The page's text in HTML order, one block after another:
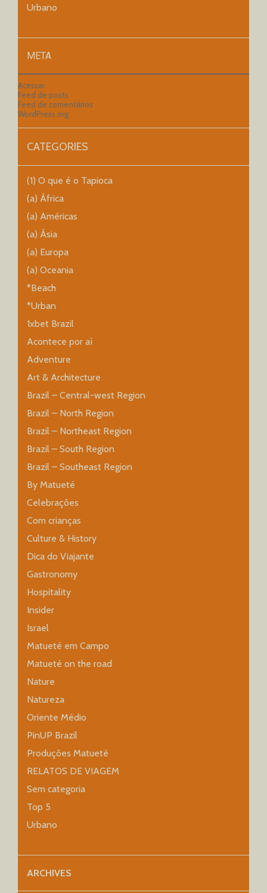
Urbano
META
Acessar
Feed de posts
Feed de comentários
WordPress.org
CATEGORIES
(1) O que é o Tapioca
(a) África
(a) Américas
(a) Ásia
(a) Europa
(a) Oceania
*Beach
*Urban
1xbet Brazil
Acontece por aí
Adventure
Art & Architecture
Brazil – Central-west Region
Brazil – North Region
Brazil – Northeast Region
Brazil – South Region
Brazil – Southeast Region
By Matueté
Celebrações
Com crianças
Culture & History
Dica do Viajante
Gastronomy
Hospitality
Insider
Israel
Matueté em Campo
Matueté on the road
Nature
Natureza
Oriente Médio
PinUP Brazil
Produções Matueté
RELATOS DE VIAGEM
Sem categoria
Top 5
Urbano
ARCHIVES